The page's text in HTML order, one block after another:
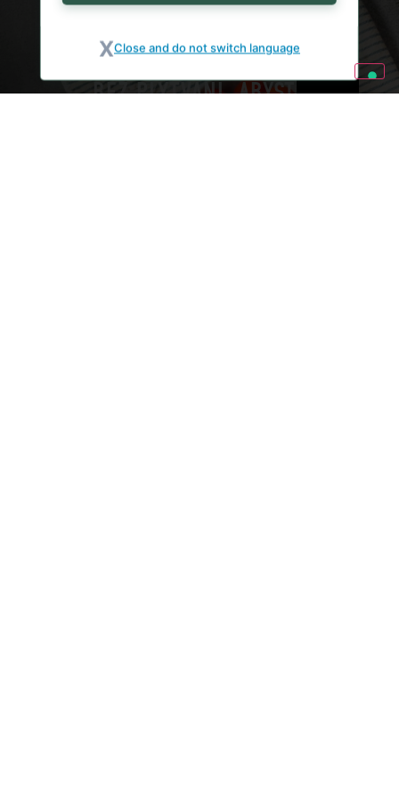
NULOVÝ ODPAD
RAJČATA: 5 RECEPTŮ
BEZ PLÝTVÁNÍ, ABYSTE
Close and do not switch language